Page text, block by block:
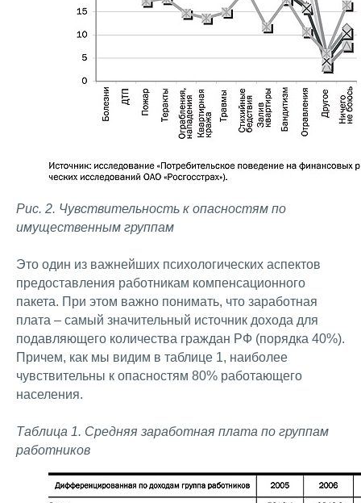
Рис. 2. Чувствительность к опасностям по
имущественным группам
Это один из важнейших психологических аспектов
предоставления работникам компенсационного
пакета. При этом важно понимать, что заработная
плата – самый значительный источник дохода для
подавляющего количества граждан РФ (порядка 40%).
Причем, как мы видим в таблице 1, наиболее
чувствительны к опасностям 80% работающего
населения.
Таблица 1. Средняя заработная плата по группам
работников